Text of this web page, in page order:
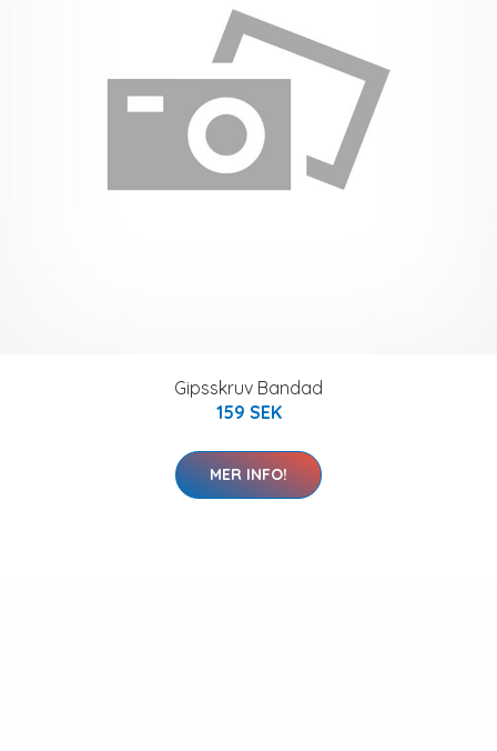
Gipsskruv Bandad
159 SEK
MER INFO!